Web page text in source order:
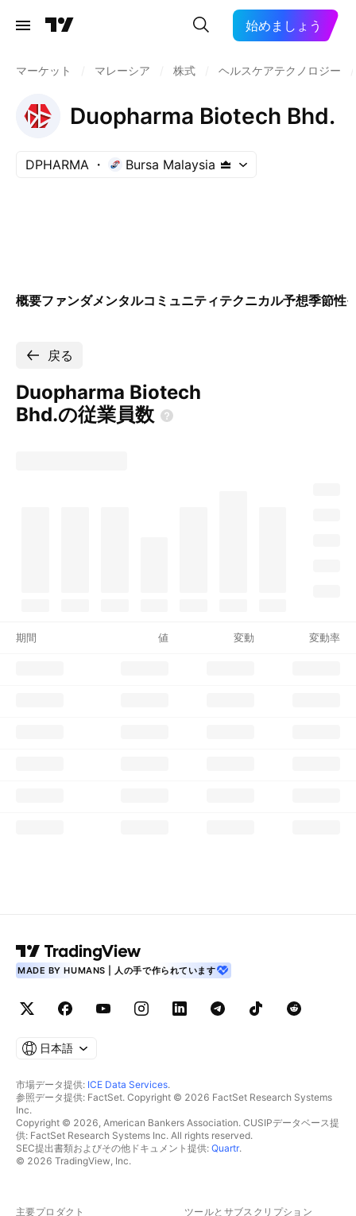
始めましょう
マーケット マレーシア 株式 ヘルスケアテクノロジー
Duopharma Biotech Bhd.
DPHARMA Bursa Malaysia
概要ファンダメンタルコミュニティテクニカル予想季節性
戻る
Duopharma Biotech
Bhd.の従業員数
期間 値 変動 変動率
MADE BY HUMANS | 人の手で作られています
日本語
市場データ提供: ICE Data Services.
参照データ提供: FactSet. Copyright © 2026 FactSet Research Systems
Inc.
Copyright © 2026, American Bankers Association. CUSIPデータベース提
供: FactSet Research Systems Inc. All rights reserved.
SEC提出書類およびその他ドキュメント提供: Quartr.
© 2026 TradingView, Inc.
主要プロダクト ツールとサブスクリプション